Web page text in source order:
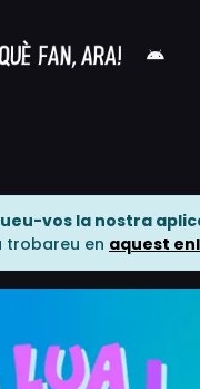
vos la nostra
trobareu en aquest